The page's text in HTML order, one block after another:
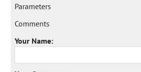
Parameters
Comments
Your Name: